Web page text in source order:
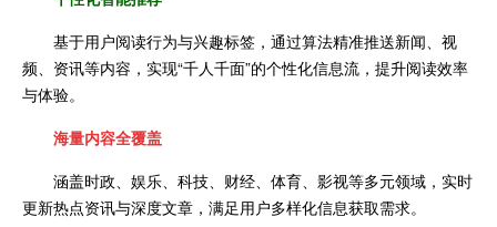
基于用户阅读行为与兴趣标签，通过算法精准推送新闻、视
频、资讯等内容，实现“千人千面”的个性化信息流，提升阅读效率
与体验。
海量内容全覆盖
涵盖时政、娱乐、科技、财经、体育、影视等多元领域，实时
更新热点资讯与深度文章，满足用户多样化信息获取需求。